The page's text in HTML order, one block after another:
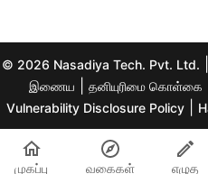
© 2026 Nasadiya Tech. Pvt. Ltd.
இணைய
|தனியுரிமை கொள்கை
Vulnerability Disclosure Policy|
முகப்பு வகைகள் எழுத